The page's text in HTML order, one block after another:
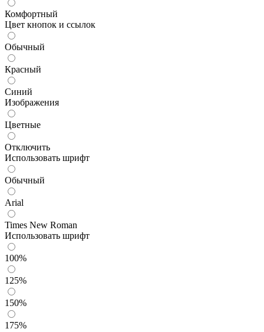
Комфортный
Цвет кнопок и ссылок
Обычный
Красный
Синий
Изображения
Цветные
Отключить
Использовать шрифт
Обычный
Arial
Times New Roman
Использовать шрифт
100%
125%
150%
175%